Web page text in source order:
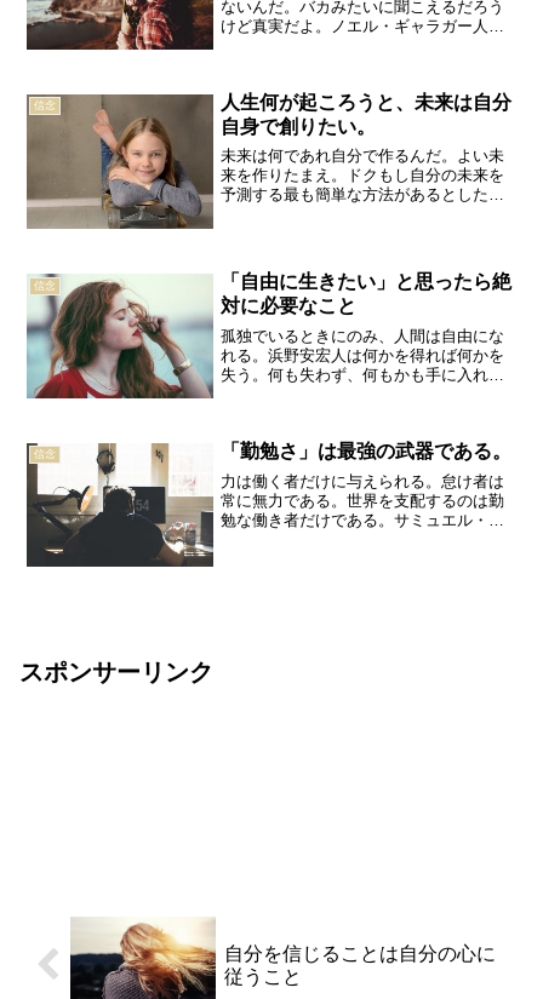
ないんだ。バカみたいに聞こえるだろう
けど真実だよ。ノエル・ギャラガー人は
ことだろうか？お金も富も...
信念
人生何が起ころうと、未来は自分
自身で創りたい。
未来は何であれ自分で作るんだ。よい未
来を作りたまえ。ドクもし自分の未来を
予測する最も簡単な方法があるとした
な未来を夢見て、それを叶え...
信念
「自由に生きたい」と思ったら絶
対に必要なこと
孤独でいるときにのみ、人間は自由にな
れる。浜野安宏人は何かを得れば何かを
失う。何も失わず、何もかも手に入れる
たいことを第一に生きてい...
信念 「勤勉さ」は最強の武器である。
力は働く者だけに与えられる。怠け者は
常に無力である。世界を支配するのは勤
勉な働き者だけである。サミュエル・ス
スポンサーリンク
自分を信じることは自分の心に
従うこと